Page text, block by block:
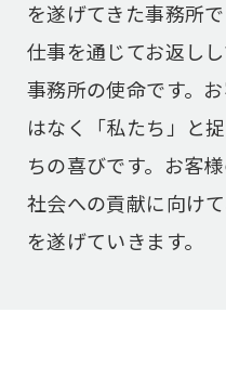
を遂げてきた事務所
仕事を通じてお返し
事務所の使命です。
はなく「私たち」と
ちの喜びです。お客
社会への貢献に向け
を遂げていきます。